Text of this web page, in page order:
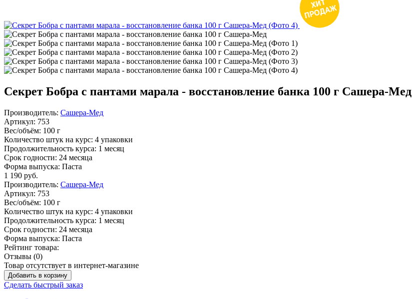
Секрет Бобра с пантами марала - восстановление банка 100 г Сашера-Мед
Производитель: Сашера-Мед
Артикул: 753
Вес/объём: 100 г
Количество штук на курс: 4 упаковки
Продолжительность курса: 1 месяц
Срок годности: 24 месяца
Форма выпуска: Паста
1 190 руб.
Производитель: Сашера-Мед
Артикул: 753
Вес/объём: 100 г
Количество штук на курс: 4 упаковки
Продолжительность курса: 1 месяц
Срок годности: 24 месяца
Форма выпуска: Паста
Рейтинг товара:
Отзывы (0)
Товар отсутствует в интернет-магазине
Добавить в корзину
Сделать быстрый заказ